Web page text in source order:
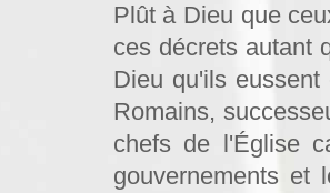
Plût à Dieu que
ces décrets autant
Dieu qu'ils
Romains,
chefs de l'Église
gouvernements et